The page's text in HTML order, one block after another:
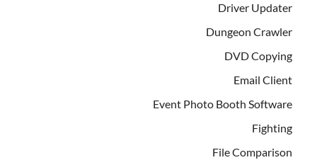
Driver Updater
Dungeon Crawler
DVD Copying
Email Client
Event Photo Booth Software
Fighting
File Comparison